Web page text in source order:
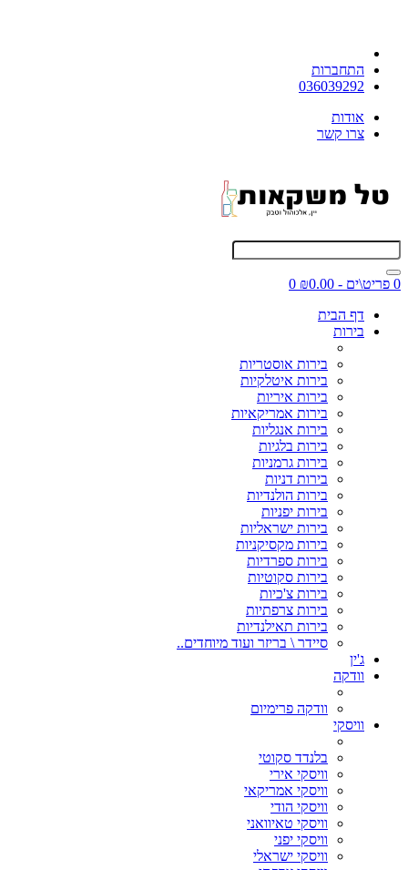
התחברות
036039292
אודות
צרו קשר
0 פריט\ים - ₪0.00
0
דף הבית
בירות
בירות אוסטריות
בירות איטלקיות
בירות איריות
בירות אמריקאיות
בירות אנגליות
בירות בלגיות
בירות גרמניות
בירות דניות
בירות הולנדיות
בירות יפניות
בירות ישראליות
בירות מקסיקניות
בירות ספרדיות
בירות סקוטיות
בירות צ'כיות
בירות צרפתיות
בירות תאילנדיות
סיידר \ בריזר ועוד מיוחדים..
ג'ין
וודקה
וודקה פרימיום
וויסקי
בלנדד סקוטי
וויסקי אירי
וויסקי אמריקאי
וויסקי הודי
וויסקי טאיוואני
וויסקי יפני
וויסקי ישראלי